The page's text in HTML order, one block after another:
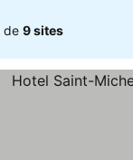
de 9 sites